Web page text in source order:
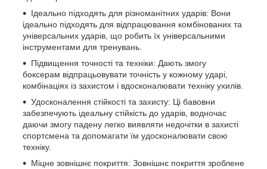
Ідеально підходять для різноманітних ударів: Вони
ідеально підходять для відпрацювання комбінованих та
універсальних ударів, що робить їх універсальними
інструментами для тренувань.
Підвищення точності та техніки: Дають змогу
боксерам відпрацьовувати точність у кожному ударі,
комбінаціях із захистом і вдосконалювати техніку ухилів.
Удосконалення стійкості та захисту: Ці бавовни
забезпечують ідеальну стійкість до ударів, водночас
даючи змогу падену легко виявляти недочітки в захисті
спортсмена та допомагати їм удосконалювати свою
техніку.
Міцне зовнішнє покриття: Зовнішнє покриття зроблене